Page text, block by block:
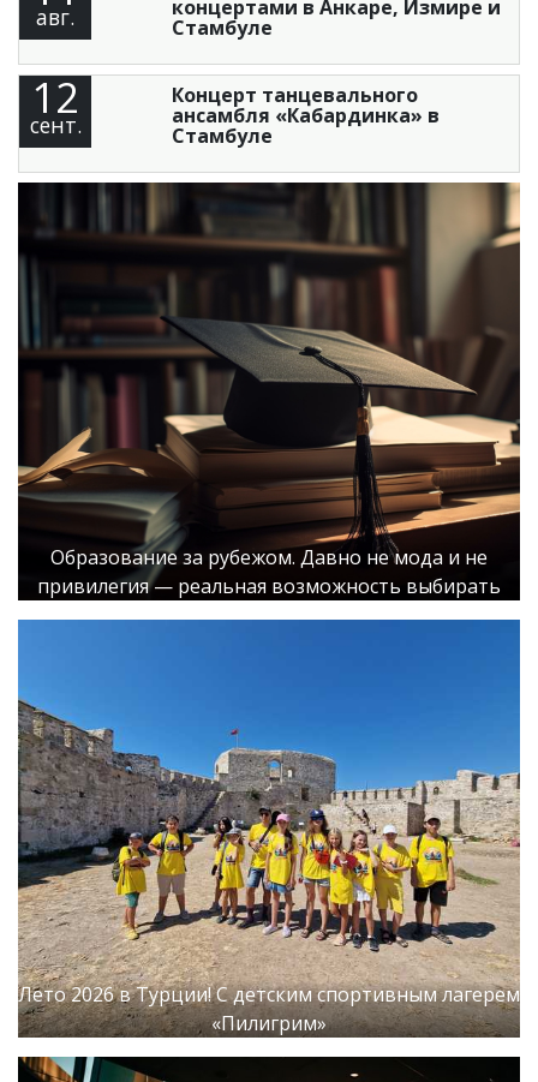
авг. концертами в Анкаре, Измире и
Стамбуле
12
сент.
Концерт танцевального
ансамбля «Кабардинка» в
Стамбуле
Образование за рубежом. Давно не мода и не
привилегия — реальная возможность выбирать
Лето 2026 в Турции! С детским спортивным лагерем
«Пилигрим»